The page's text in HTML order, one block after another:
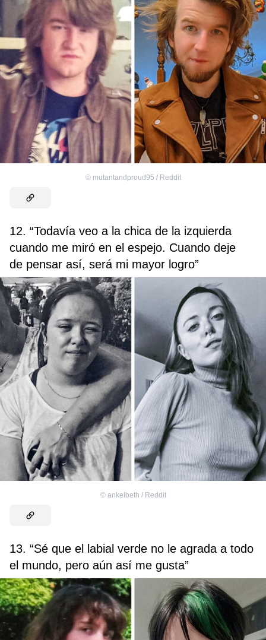
© mutantandproud95 / Reddit
12. “Todavía veo a la chica de la izquierda
cuando me miró en el espejo. Cuando deje
de pensar así, será mi mayor logro”
© ankelbeth / Reddit
13. “Sé que el labial verde no le agrada a todo
el mundo, pero aún así me gusta”